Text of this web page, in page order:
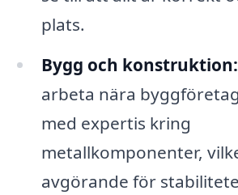
plats.
Bygg och konstruktion:
arbeta nära
med expertis kring
metallkomponenter,
avgörande för